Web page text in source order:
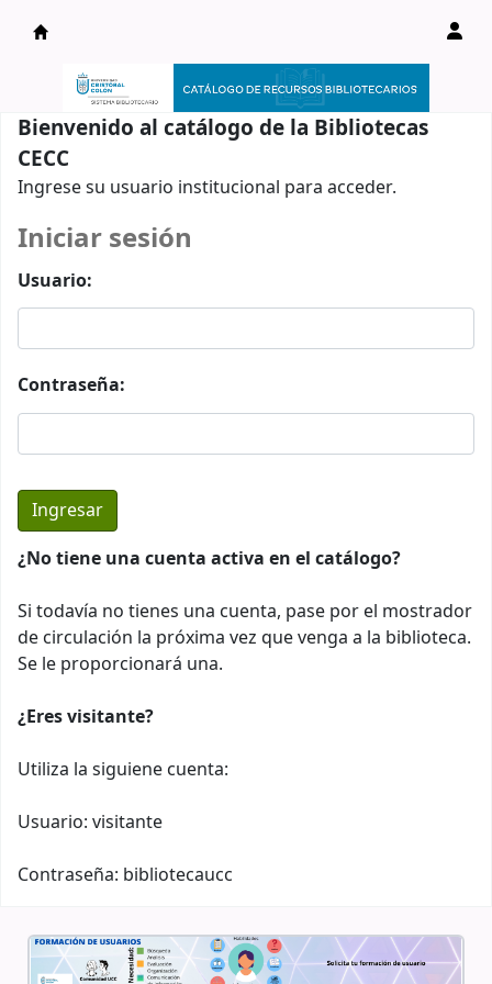
Catálogo en línea
Bienvenido al catálogo de la Bibliotecas
CECC
Ingrese su usuario institucional para acceder.
Iniciar sesión
Usuario:
Contraseña:
¿No tiene una cuenta activa en el catálogo?
Si todavía no tienes una cuenta, pase por el mostrador
de circulación la próxima vez que venga a la biblioteca.
Se le proporcionará una.
¿Eres visitante?
Utiliza la siguiene cuenta:
Usuario: visitante
Contraseña: bibliotecaucc